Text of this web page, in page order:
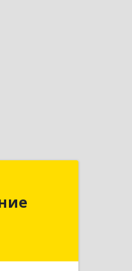
Керчь г,
дом № 1
Подробнее